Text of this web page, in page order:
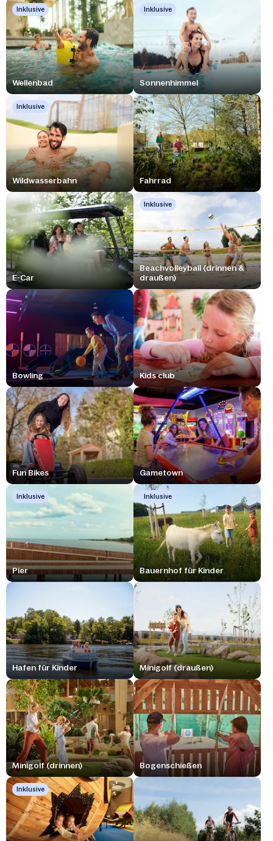
Inklusive
Wellenbad
Inklusive
Sonnenhimmel
Inklusive
Wildwasserbahn Fahrrad
E-Car
Inklusive
Beachvolleyball (drinnen &
draußen)
Bowling Kids club
Fun Bikes Gametown
Inklusive
Pier
Inklusive
Bauernhof für Kinder
Hafen für Kinder Minigolf (draußen)
Minigolf (drinnen) Bogenschießen
Inklusive